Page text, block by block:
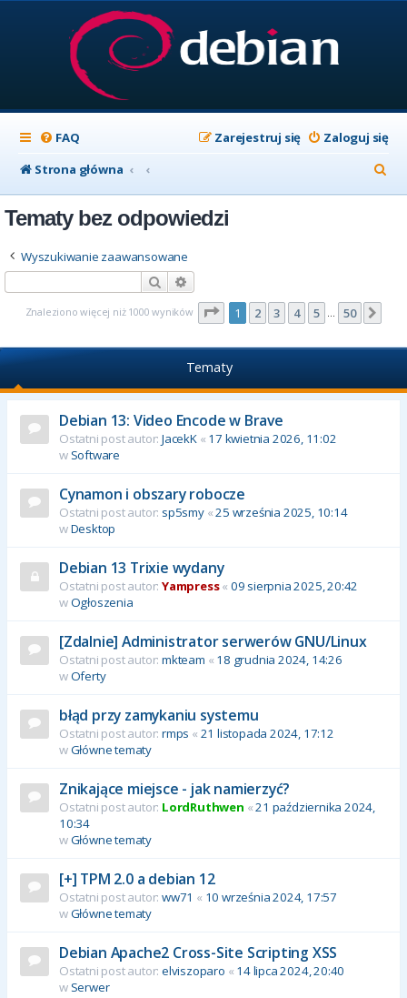
FAQ Zaloguj się
Zarejestruj się
Strona główna
z
Tematy bez odpowiedzi
Wyszukiwanie zaawansowane
Szukaj
Znaleziono więcej niż 1000 wyników Strona z50
1 2 3 4 5 … 50
Tematy
Debian 13: Video Encode w Brave
Ostatni post autor: JacekK« 17 kwietnia 2026, 11:02
w Software
Cynamon i obszary robocze
Ostatni post autor: sp5smy«25 września 2025, 10:14
wDesktop
Debian 13 Trixie wydany
Ostatni post autor: Yampress« 09 sierpnia 2025, 20:42
wOgłoszenia
[Zdalnie] Administrator serwerów GNU/Linux
Ostatni post autor: mkteam « 18 grudnia 2024, 14:26
wOferty
błąd przy zamykaniu systemu
Ostatni post autor: rmps « 21 listopada 2024, 17:12
wGłówne tematy
Znikające miejsce - jak namierzyć?
Ostatni post autor: LordRuthwen «21 października 2024,
10:34
wGłówne tematy
[+] TPM 2.0 a debian 12
Ostatni post autor: ww71 « 10 września 2024, 17:57
wGłówne tematy
Debian Apache2 Cross-Site Scripting XSS
Ostatni post autor: elviszoparo « 14 lipca 2024, 20:40
w Serwer